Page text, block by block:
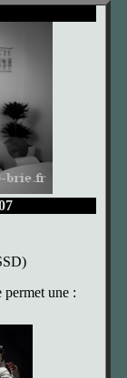
permet une :